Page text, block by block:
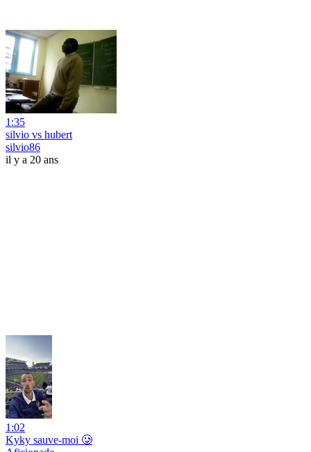
1:35
silvio vs hubert
silvio86
il y a 20 ans
1:02
Kyky sauve-moi 🥲